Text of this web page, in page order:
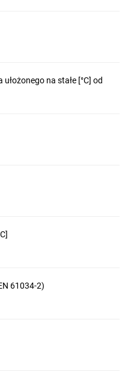
na stałe [°C] od
61034-2)